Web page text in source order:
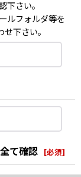
下さい。
ルフォルダ等を
下さい。
て確認 [必須]